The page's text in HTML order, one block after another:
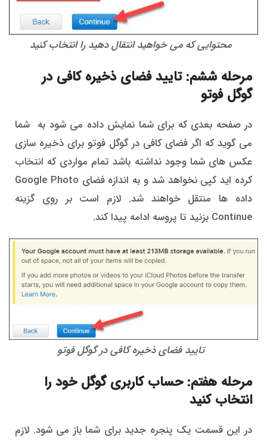
محتوایی که می خواهید انتقال دهید را انتخاب کنید
مرحله ششم: تایید فضای ذخیره کافی در
گوگل فوتو
در صفحه بعدی که برای شما نمایش داده می شود به شما
می گوید که اگر فضای کافی در گوگل فوتو برای ذخیره سازی
عکس های شما وجود نداشته باشد تمام مواردی که انتخاب
کرده اید کپی نخواهد شد و به اندازه فضای Google Photo
داده ها منتقل خواهند شد. لازم است بر روی گزینه
Continue بزنید تا پروسه ادامه پیدا کند.
تایید فضای ذخیره کافی در گوگل فوتو
مرحله هفتم: حساب کاربری گوگل خود را
انتخاب کنید
در این قسمت یک پنجره جدید برای شما باز می شود. لازم